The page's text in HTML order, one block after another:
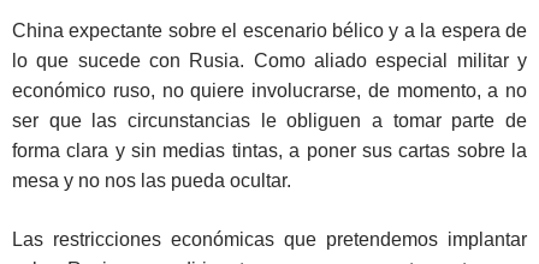
China expectante sobre el escenario bélico y a la espera de
lo que sucede con Rusia. Como aliado especial militar y
económico ruso, no quiere involucrarse, de momento, a no
ser que las circunstancias le obliguen a tomar parte de
forma clara y sin medias tintas, a poner sus cartas sobre la
mesa y no nos las pueda ocultar.
Las restricciones económicas que pretendemos implantar